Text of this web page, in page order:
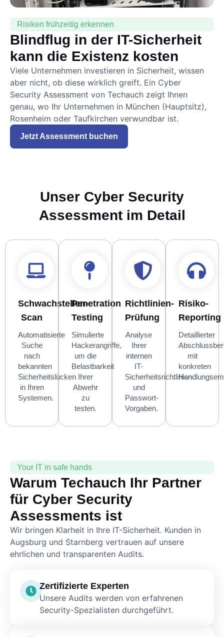
Risiken frühzeitig erkennen
Blindflug in der IT-Sicherheit
kann die Existenz kosten
Viele Unternehmen investieren in Sicherheit, wissen
aber nicht, ob diese wirklich greift. Ein Cyber
Security Assessment von Techauch zeigt Ihnen
genau, wo Ihr Unternehmen in München (Hauptsitz),
Rosenheim oder Taufkirchen verwundbar ist.
Jetzt Assessment buchen
Unser Cyber Security
Assessment im Detail
Schwachstellen-
Scan
Automatisierte
Suche
nach
bekannten
Sicherheitslücken
in Ihren
Systemen.
Penetration
Testing
Simulierte
Hackerangriffe,
um die
Belastbarkeit
Ihrer
Abwehr
zu
testen.
Richtlinien-
Prüfung
Analyse
Ihrer
internen
IT-
Sicherheitsrichtlinien
und
Passwort-
Vorgaben.
Risiko-
Reporting
Detaillierter
mit
konkreten
Your IT in safe hands
Warum Techauch Ihr Partner
für Cyber Security
Assessments ist
Wir bringen Klarheit in Ihre IT-Sicherheit. Kunden in
Augsburg und Starnberg vertrauen auf unsere
ehrlichen und transparenten Audits.
Zertifizierte Experten
Unsere Audits werden von erfahrenen
Security-Spezialisten durchgeführt.